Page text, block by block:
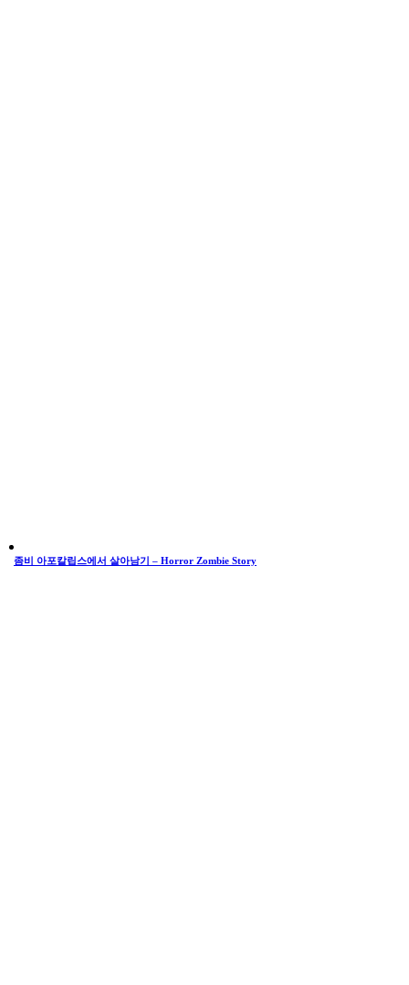
좀비 아포칼립스에서 살아남기 – Horror Zombie Story